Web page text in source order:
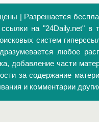
| Разрешается
на "24Daily.net" в
систем
любое
добавление части
за содержание
и комментарии